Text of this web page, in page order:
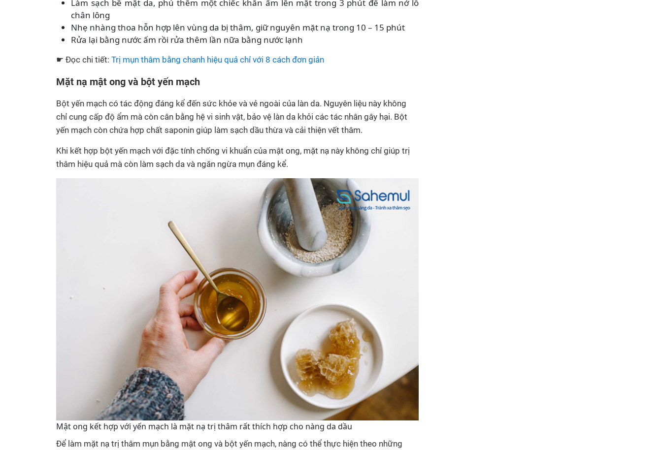
Làm sạch bề mặt da, phủ thêm một chiếc khăn ấm lên mặt trong 3 phút để làm nở lỗ
chân lông
Nhẹ nhàng thoa hỗn hợp lên vùng da bị thâm, giữ nguyên mặt nạ trong 10 – 15 phút
Rửa lại bằng nước ấm rồi rửa thêm lần nữa bằng nước lạnh
☛ Đọc chi tiết: Trị mụn thâm bằng chanh hiệu quả chỉ với 8 cách đơn giản
Mặt nạ mật ong và bột yến mạch
Bột yến mạch có tác động đáng kể đến sức khỏe và vẻ ngoài của làn da. Nguyên liệu này không
chỉ cung cấp độ ẩm mà còn cân bằng hệ vi sinh vật, bảo vệ làn da khỏi các tác nhân gây hại. Bột
yến mạch còn chứa hợp chất saponin giúp làm sạch dầu thừa và cải thiện vết thâm.
Khi kết hợp bột yến mạch với đặc tính chống vi khuẩn của mật ong, mặt nạ này không chỉ giúp trị
thâm hiệu quả mà còn làm sạch da và ngăn ngừa mụn đáng kể.
Mật ong kết hợp với yến mạch là mặt nạ trị thâm rất thích hợp cho nàng da dầu
Để làm mặt nạ trị thâm mụn bằng mật ong và bột yến mạch, nàng có thể thực hiện theo những